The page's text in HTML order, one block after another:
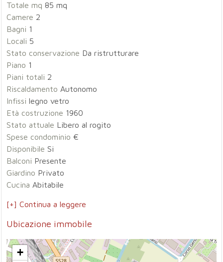
Totale mq 85 mq
Camere 2
Bagni 1
Locali 5
Stato conservazione Da ristrutturare
Piano 1
Piani totali 2
Riscaldamento Autonomo
Infissi legno vetro
Età costruzione 1960
Stato attuale Libero al rogito
Spese condominio €
Disponibile Si
Balconi Presente
Giardino Privato
Cucina Abitabile
[+] Continua a leggere
Ubicazione immobile
+